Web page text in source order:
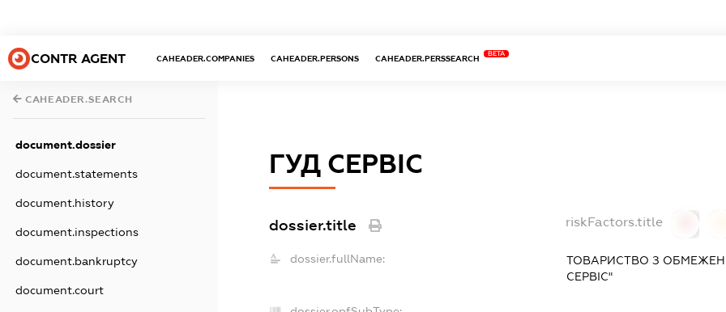
CONTR AGENT CAHEADER.COMPANIES CAHEADER.PERSONS CAHEADER.PERSSEARCH
BETA
CAHEADER.SEARCH
document.dossier
document.statements
document.history
document.inspections
document.bankruptcy
document.court
ГУД СЕРВІС
dossier.title riskFactors.title
dossier.fullName:
ТОВАРИСТВО З
СЕРВІС"